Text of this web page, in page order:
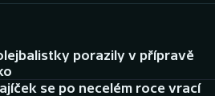
porazily v přípravě
se po necelém roce vrací